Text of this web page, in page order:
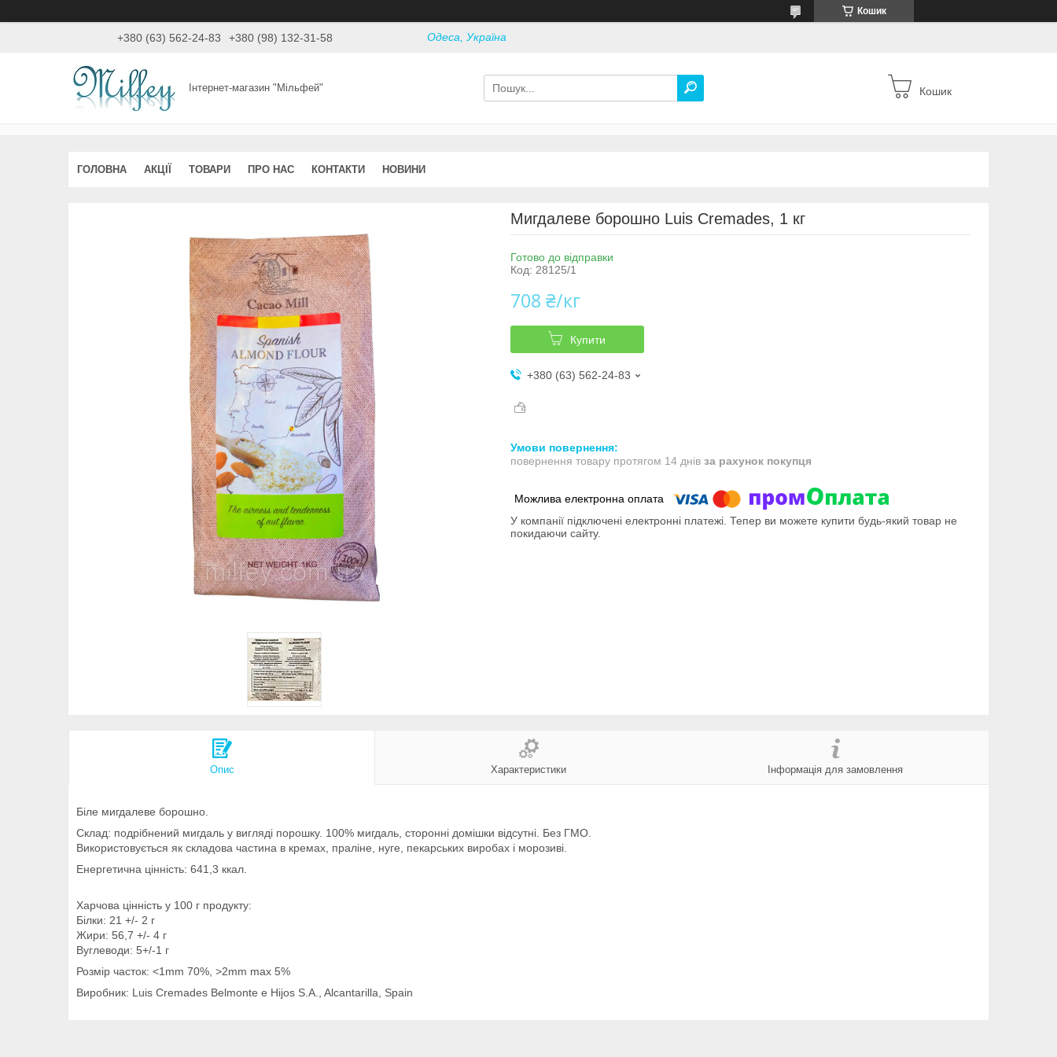
Кошик
+380 (63) 562-24-83 +380 (98) 132-31-58 Одеса, Україна
Інтернет-магазин "Мільфей" Кошик
ГОЛОВНА АКЦІЇ ТОВАРИ ПРО НАС КОНТАКТИ НОВИНИ
Мигдалеве борошно Luis Cremades, 1 кг
Готово до відправки
Код: 28125/1
708 ₴/кг
Купити
+380 (63) 562-24-83
повернення товару протягом 14 днів за рахунок покупця
У компанії підключені електронні платежі. Тепер ви можете купити будь-який товар не
покидаючи сайту.
Опис Характеристики Інформація для замовлення
Біле мигдалеве борошно.
Склад: подрібнений мигдаль у вигляді порошку. 100% мигдаль, сторонні домішки відсутні. Без ГМО.
Використовується як складова частина в кремах, праліне, нуге, пекарських виробах і морозиві.
Енергетична цінність: 641,3 ккал.
Харчова цінність у 100 г продукту:
Білки: 21 +/- 2 г
Жири: 56,7 +/- 4 г
Вуглеводи: 5+/-1 г
Розмір часток: <1mm 70%, >2mm max 5%
Виробник: Luis Cremades Belmonte e Hijos S.A., Alcantarilla, Spain